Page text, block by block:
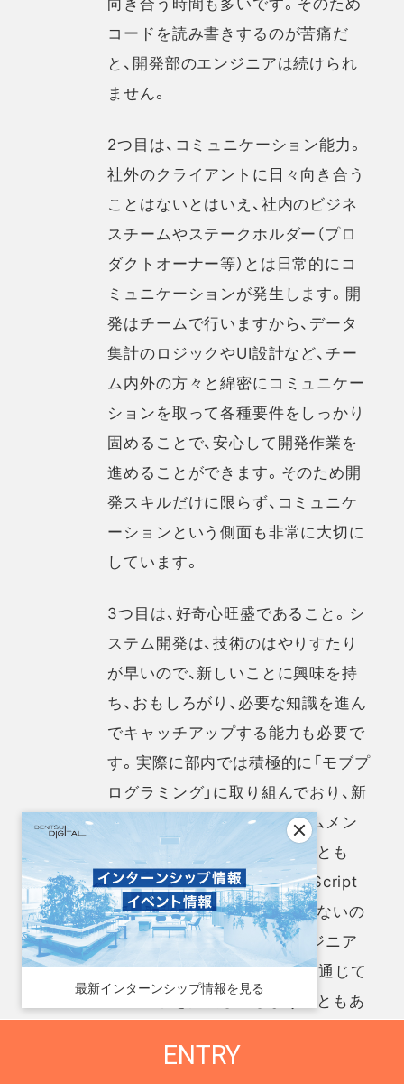
ENTRY
コードを読み書きするのが苦痛だ
と、開発部のエンジニアは続けられ
ません。
2つ目は、コミュニケーション能力。
社外のクライアントに日々向き合う
ことはないとはいえ、社内のビジネ
スチームやステークホルダー（プロ
ダクトオーナー等）とは日常的にコ
ミュニケーションが発生します。開
発はチームで行いますから、データ
集計のロジックやUI設計など、チー
ム内外の方々と綿密にコミュニケー
ションを取って各種要件をしっかり
固めることで、安心して開発作業を
進めることができます。そのため開
発スキルだけに限らず、コミュニケ
ーションという側面も非常に大切に
しています。
3つ目は、好奇心旺盛であること。シ
ステム開発は、技術のはやりすたり
が早いので、新しいことに興味を持
ち、おもしろがり、必要な知識を進ん
でキャッチアップする能力も必要で
す。実際に部内では積極的に「モブプ
ログラミング」に取り組んでおり、新
しい言語や技術の習得、チームメン
バーのスキルを参考にすることも
多々あります。私自身、TypeScript
に対してあまり明るい方ではないの
ですが、フロントエンドエンジニア
との「モブプログラミング」を通じて
フロントを実装してしまうこともあ
ミングに励んだり、自作キーボード
最新インターンシップ情報を見る